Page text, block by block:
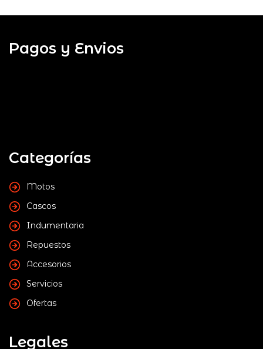
Pagos y Envios
Categorías
Motos
Cascos
Indumentaria
Repuestos
Accesorios
Servicios
Ofertas
Legales